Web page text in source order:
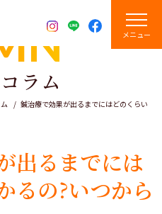
メニュー
ラム
鍼治療で効果が出るまでにはどのくらい
出るまでには
るの?いつから